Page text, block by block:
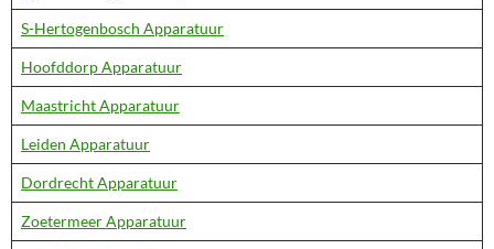
S-Hertogenbosch Apparatuur
Hoofddorp Apparatuur
Maastricht Apparatuur
Leiden Apparatuur
Dordrecht Apparatuur
Zoetermeer Apparatuur